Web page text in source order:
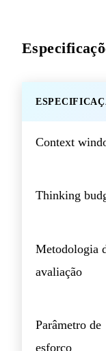
Context
Thinking
Metodologia
avaliação
Parâmetro de
esforço